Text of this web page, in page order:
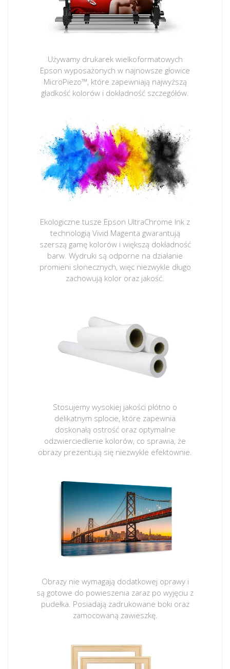
Używamy drukarek wielkoformatowych
Epson wyposażonych w najnowsze głowice
MicroPiezo™, które zapewniają najwyższą
gładkość kolorów i dokładność szczegółów.
Ekologiczne tusze Epson UltraChrome Ink z
technologią Vivid Magenta gwarantują
szerszą gamę kolorów i większą dokładność
barw. Wydruki są odporne na działanie
promieni słonecznych, więc niezwykle długo
zachowują kolor oraz jakość.
Stosujemy wysokiej jakości płótno o
delikatnym splocie, które zapewnia
doskonałą ostrość oraz optymalne
odzwierciedlenie kolorów, co sprawia, że
obrazy prezentują się niezwykle efektownie.
Obrazy nie wymagają dodatkowej oprawy i
są gotowe do powieszenia zaraz po wyjęciu z
pudełka. Posiadają zadrukowane boki oraz
zamocowaną zawieszkę.